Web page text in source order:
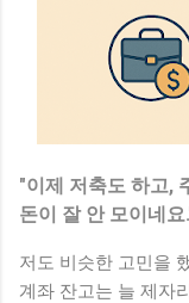
"이제 저축도 하고,
돈이 잘 안 모이네요
저도 비슷한 고민을
계좌 잔고는 늘 제자리